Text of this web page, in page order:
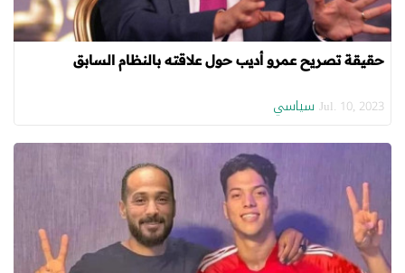
حقيقة تصريح عمرو أديب حول علاقته بالنظام السابق
Jul. 10, 2023 سياسي